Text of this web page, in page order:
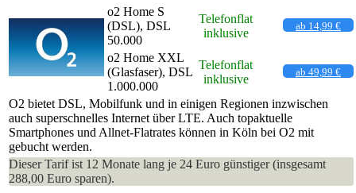
o2 Home S
(DSL), DSL
50.000
Telefonflat
inklusive
ab 14,99 €
o2 Home XXL
(Glasfaser), DSL
1.000.000
Telefonflat
inklusive
ab 49,99 €
O2 bietet DSL, Mobilfunk und in einigen Regionen inzwischen
auch superschnelles Internet über LTE. Auch topaktuelle
Smartphones und Allnet-Flatrates können in Köln bei O2 mit
gebucht werden.
Dieser Tarif ist 12 Monate lang je 24 Euro günstiger (insgesamt
288,00 Euro sparen).